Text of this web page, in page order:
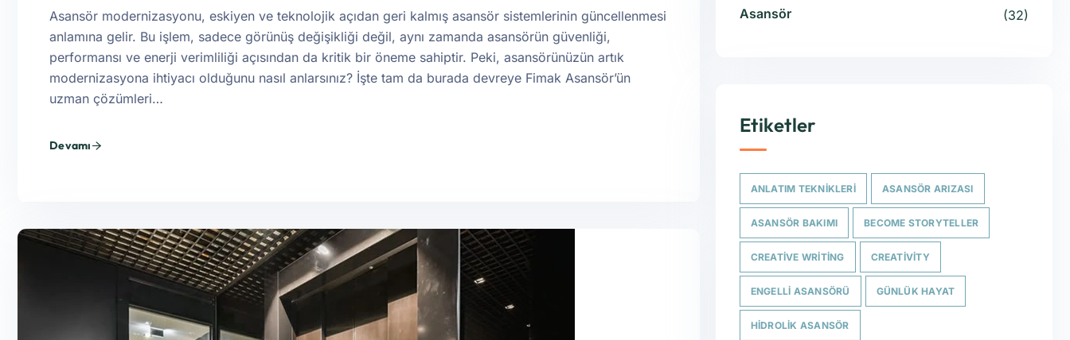
Asansör modernizasyonu, eskiyen ve teknolojik açıdan geri kalmış asansör sistemlerinin güncellenmesi
anlamına gelir. Bu işlem, sadece görünüş değişikliği değil, aynı zamanda asansörün güvenliği,
performansı ve enerji verimliliği açısından da kritik bir öneme sahiptir. Peki, asansörünüzün artık
modernizasyona ihtiyacı olduğunu nasıl anlarsınız? İşte tam da burada devreye Fimak Asansör’ün
uzman çözümleri…
Devamı
Asansör (32)
Etiketler
ANLATIM TEKNIKLERI ASANSÖR ARIZASI
ASANSÖR BAKIMI BECOME STORYTELLER
CREATIVE WRITING CREATIVITY
ENGELLI ASANSÖRÜ GÜNLÜK HAYAT
HIDROLIK ASANSÖR